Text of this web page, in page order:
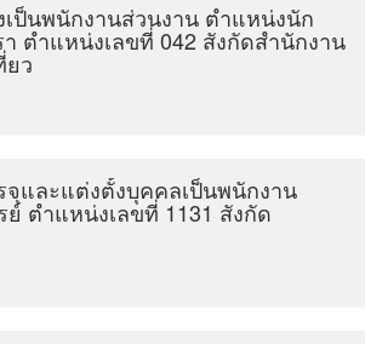
ป็นพนักงานส่วนงาน ตำแหน่งนัก
ตำแหน่งเลขที่ 042 สังกัดสำนักงาน
ว
และแต่งตั้งบุคคลเป็นพนักงาน
ตำแหน่งเลขที่ 1131 สังกัด